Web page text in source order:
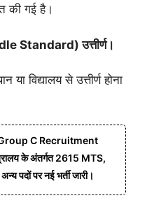
की गई है।
Standard) उत्तीर्ण।
या विद्यालय से उत्तीर्ण होना
C Recruitment
के अंतर्गत 2615 MTS,
पदों पर नई भर्ती जारी।